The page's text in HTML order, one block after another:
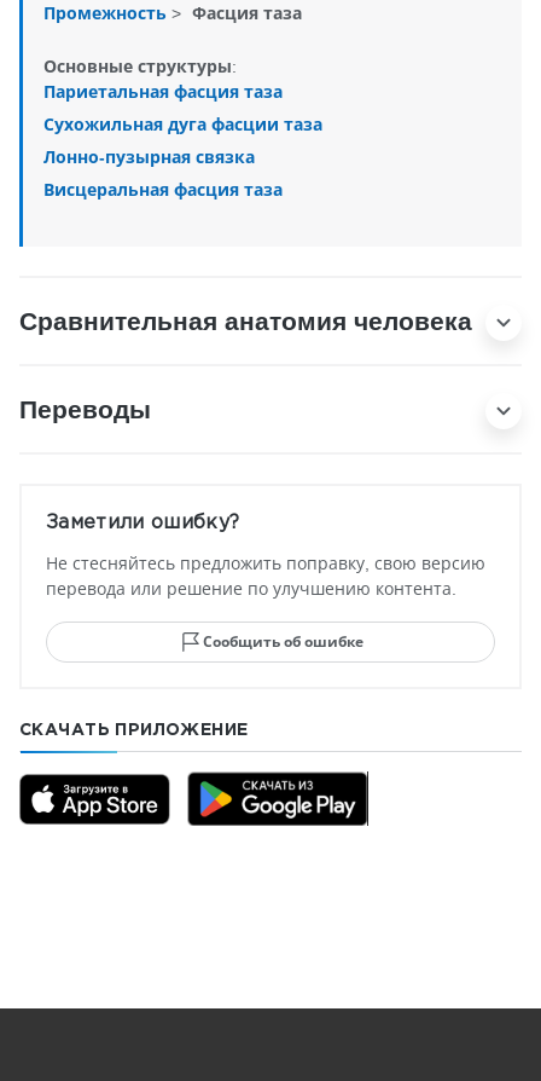
Промежность > Фасция таза
Основные структуры:
Париетальная фасция таза
Сухожильная дуга фасции таза
Лонно-пузырная связка
Висцеральная фасция таза
Сравнительная анатомия человека
Переводы
Заметили ошибку?
Не стесняйтесь предложить поправку, свою версию
перевода или решение по улучшению контента.
Сообщить об ошибке
СКАЧАТЬ ПРИЛОЖЕНИЕ